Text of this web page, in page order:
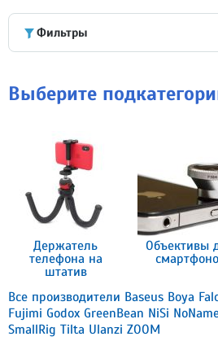
Фильтры
Выберите
Держатель
телефона на
штатив
Объективы
Все производители Baseus Boya
Fujimi Godox GreenBean NiSi
SmallRig Tilta Ulanzi ZOOM